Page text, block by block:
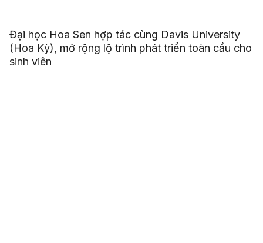
Đại học Hoa Sen hợp tác cùng Davis University
(Hoa Kỳ), mở rộng lộ trình phát triển toàn cầu cho
sinh viên